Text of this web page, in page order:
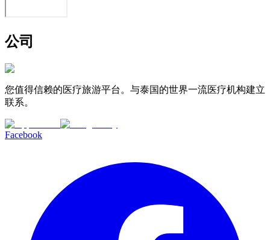
公司
您值得信赖的医疗旅游平台。与泰国的世界一流医疗机构建立
联系。
Facebook